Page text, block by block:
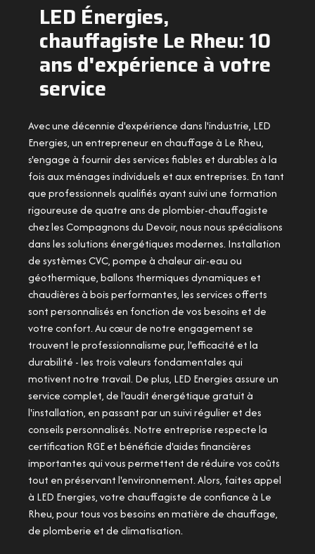
LED Énergies,
chauffagiste Le Rheu: 10
ans d'expérience à votre
service
Avec une décennie d'expérience dans l'industrie, LED
Energies, un entrepreneur en chauffage à Le Rheu,
s'engage à fournir des services fiables et durables à la
fois aux ménages individuels et aux entreprises. En tant
que professionnels qualifiés ayant suivi une formation
rigoureuse de quatre ans de plombier-chauffagiste
chez les Compagnons du Devoir, nous nous spécialisons
dans les solutions énergétiques modernes. Installation
de systèmes CVC, pompe à chaleur air-eau ou
géothermique, ballons thermiques dynamiques et
chaudières à bois performantes, les services offerts
sont personnalisés en fonction de vos besoins et de
votre confort. Au cœur de notre engagement se
trouvent le professionnalisme pur, l'efficacité et la
durabilité - les trois valeurs fondamentales qui
motivent notre travail. De plus, LED Energies assure un
service complet, de l'audit énergétique gratuit à
l'installation, en passant par un suivi régulier et des
conseils personnalisés. Notre entreprise respecte la
certification RGE et bénéficie d'aides financières
importantes qui vous permettent de réduire vos coûts
tout en préservant l'environnement. Alors, faites appel
à LED Energies, votre chauffagiste de confiance à Le
Rheu, pour tous vos besoins en matière de chauffage,
de plomberie et de climatisation.